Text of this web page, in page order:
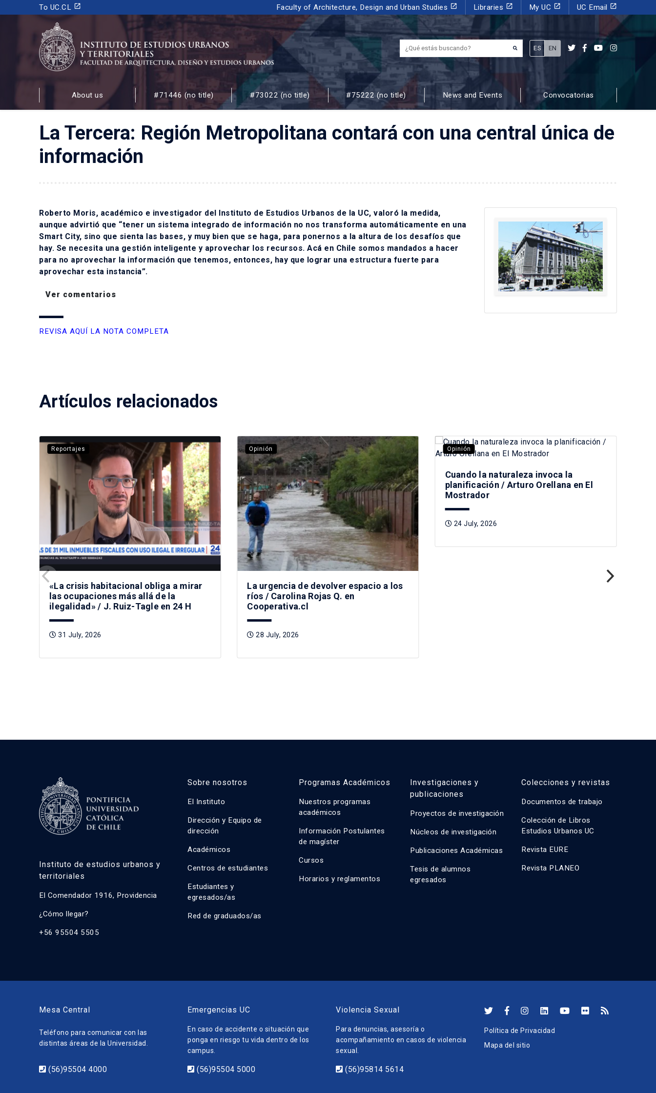
To UC.CL launch Faculty of Architecture, Design and Urban Studies launch Libraries launch My UC launch UC Email launch
INSTITUTO DE ESTUDIOS URBANOS
Y TERRITORIALES
FACULTAD DE ARQUITECTURA, DISEÑO Y ESTUDIOS URBANOS
¿Qué estás buscando?
ES EN
About us #71446 (no title) #73022 (no title) #75222 (no title) News and Events Convocatorias
La Tercera: Región Metropolitana contará con una central única de
información
Roberto Moris, académico e investigador del Instituto de Estudios Urbanos de la UC, valoró la medida,
aunque advirtió que “tener un sistema integrado de información no nos transforma automáticamente en una
Smart City, sino que sienta las bases, y muy bien que se haga, para ponernos a la altura de los desafíos que
hay. Se necesita una gestión inteligente y aprovechar los recursos. Acá en Chile somos mandados a hacer
para no aprovechar la información que tenemos, entonces, hay que lograr una estructura fuerte para
aprovechar esta instancia”.
Ver comentarios
REVISA AQUÍ LA NOTA COMPLETA
Artículos relacionados
Reportajes
«La crisis habitacional obliga a mirar
las ocupaciones más allá de la
ilegalidad» / J. Ruiz-Tagle en 24 H
31 July, 2026
Opinión
La urgencia de devolver espacio a los
ríos / Carolina Rojas Q. en
Cooperativa.cl
28 July, 2026
Opinión
Cuando la naturaleza invoca la
planificación / Arturo Orellana en El
Mostrador
24 July, 2026
Instituto de estudios urbanos y
territoriales
El Comendador 1916, Providencia
¿Cómo llegar?
+56 95504 5505
Sobre nosotros
El Instituto
Dirección y Equipo de
dirección
Académicos
Centros de estudiantes
Estudiantes y
egresados/as
Red de graduados/as
Programas Académicos
Nuestros programas
académicos
Información Postulantes
de magíster
Cursos
Horarios y reglamentos
Investigaciones y
publicaciones
Proyectos de investigación
Núcleos de investigación
Publicaciones Académicas
Tesis de alumnos
egresados
Colecciones y revistas
Documentos de trabajo
Colección de Libros
Estudios Urbanos UC
Revista EURE
Revista PLANEO
Mesa Central
Teléfono para comunicar con las
distintas áreas de la Universidad.
(56)95504 4000
Emergencias UC
En caso de accidente o situación que
ponga en riesgo tu vida dentro de los
campus.
(56)95504 5000
Violencia Sexual
Para denuncias, asesoría o
acompañamiento en casos de violencia
sexual.
(56)95814 5614
Política de Privacidad
Mapa del sitio